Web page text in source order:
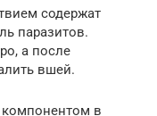
содержат
паразитов.
а после
вшей.
в